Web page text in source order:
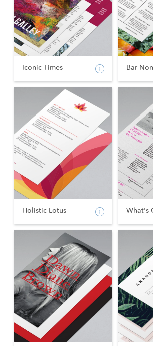
Iconic Times Bar
Holistic Lotus What's